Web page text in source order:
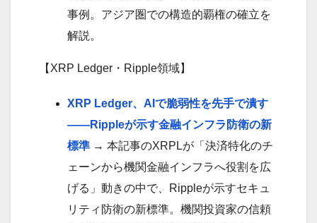
事例。アジア圏での構造的覇権の確立を
解説。
【XRP Ledger・Ripple領域】
XRP Ledger、AIで脆弱性を先手で潰す
——Rippleが示す金融インフラ防衛の新
標準 → 本記事のXRPLが「決済特化のチ
ェーンから機関金融インフラへ役割を広
げる」動きの中で、Rippleが示すセキュ
リティ防衛の新標準。機関投資家の信頼